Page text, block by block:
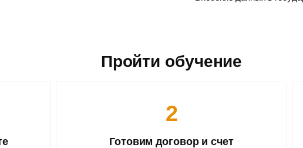
Пройти обучение
2
Готовим договор и счет